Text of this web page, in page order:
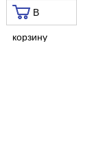
В
корзину